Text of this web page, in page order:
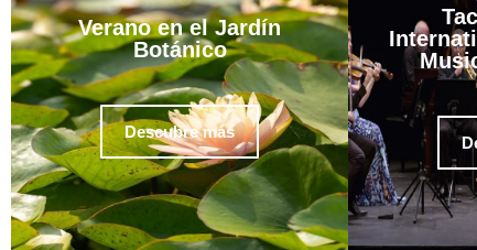
Verano en el Jardín
Botánico
Descubre más